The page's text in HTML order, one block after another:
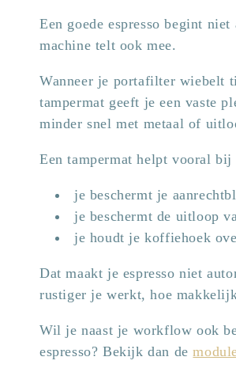
Een goede espresso begint
machine telt ook mee.
Wanneer je portafilter wiebelt
tampermat geeft je een vaste
minder snel met metaal of
Een tampermat helpt vooral
je beschermt je
je beschermt de uitloop
je houdt je koffiehoek
Dat maakt je espresso niet
rustiger je werkt, hoe
Wil je naast je workflow ook
espresso? Bekijk dan de